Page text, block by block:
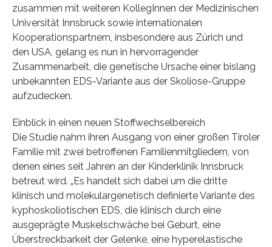
zusammen mit weiteren KollegInnen der Medizinischen
Universität Innsbruck sowie internationalen
Kooperationspartnern, insbesondere aus Zürich und
den USA, gelang es nun in hervorragender
Zusammenarbeit, die genetische Ursache einer bislang
unbekannten EDS-Variante aus der Skoliose-Gruppe
aufzudecken.
Einblick in einen neuen Stoffwechselbereich
Die Studie nahm ihren Ausgang von einer großen Tiroler
Familie mit zwei betroffenen Familienmitgliedern, von
denen eines seit Jahren an der Kinderklinik Innsbruck
betreut wird. „Es handelt sich dabei um die dritte
klinisch und molekulargenetisch definierte Variante des
kyphoskoliotischen EDS, die klinisch durch eine
ausgeprägte Muskelschwäche bei Geburt, eine
Überstreckbarkeit der Gelenke, eine hyperelastische